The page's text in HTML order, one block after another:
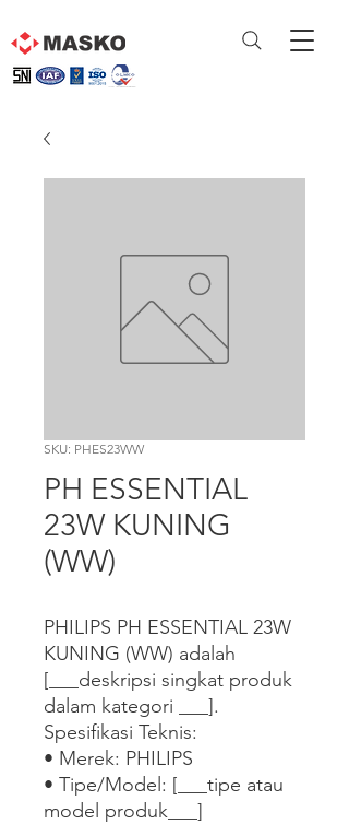
SKU: PHES23WW
PH ESSENTIAL
23W KUNING
(WW)
PHILIPS PH ESSENTIAL 23W
KUNING (WW) adalah
[___deskripsi singkat produk
dalam kategori ___].
Spesifikasi Teknis:
• Merek: PHILIPS
• Tipe/Model: [___tipe atau
model produk___]